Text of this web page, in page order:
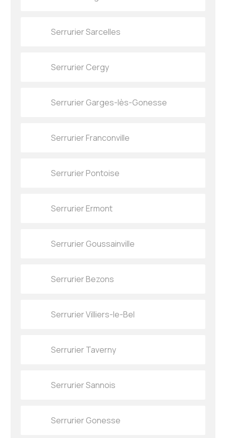
Serrurier Sarcelles
Serrurier Cergy
Serrurier Garges-lès-Gonesse
Serrurier Franconville
Serrurier Pontoise
Serrurier Ermont
Serrurier Goussainville
Serrurier Bezons
Serrurier Villiers-le-Bel
Serrurier Taverny
Serrurier Sannois
Serrurier Gonesse